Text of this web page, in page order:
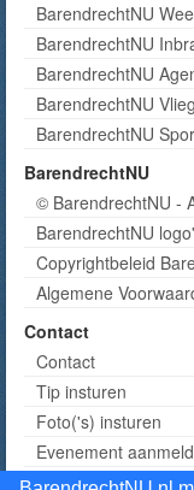
BarendrechtNU
BarendrechtNU
BarendrechtNU
BarendrechtNU
BarendrechtNU
BarendrechtNU
© BarendrechtNU -
BarendrechtNU
Copyrightbeleid
Algemene
Contact
Contact
Tip insturen
Foto('s) insturen
Evenement
Informatie